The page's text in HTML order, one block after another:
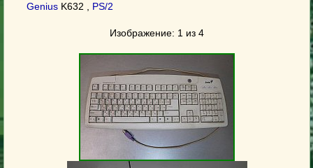
Genius K632 , PS/2
Изображение: 1 из 4